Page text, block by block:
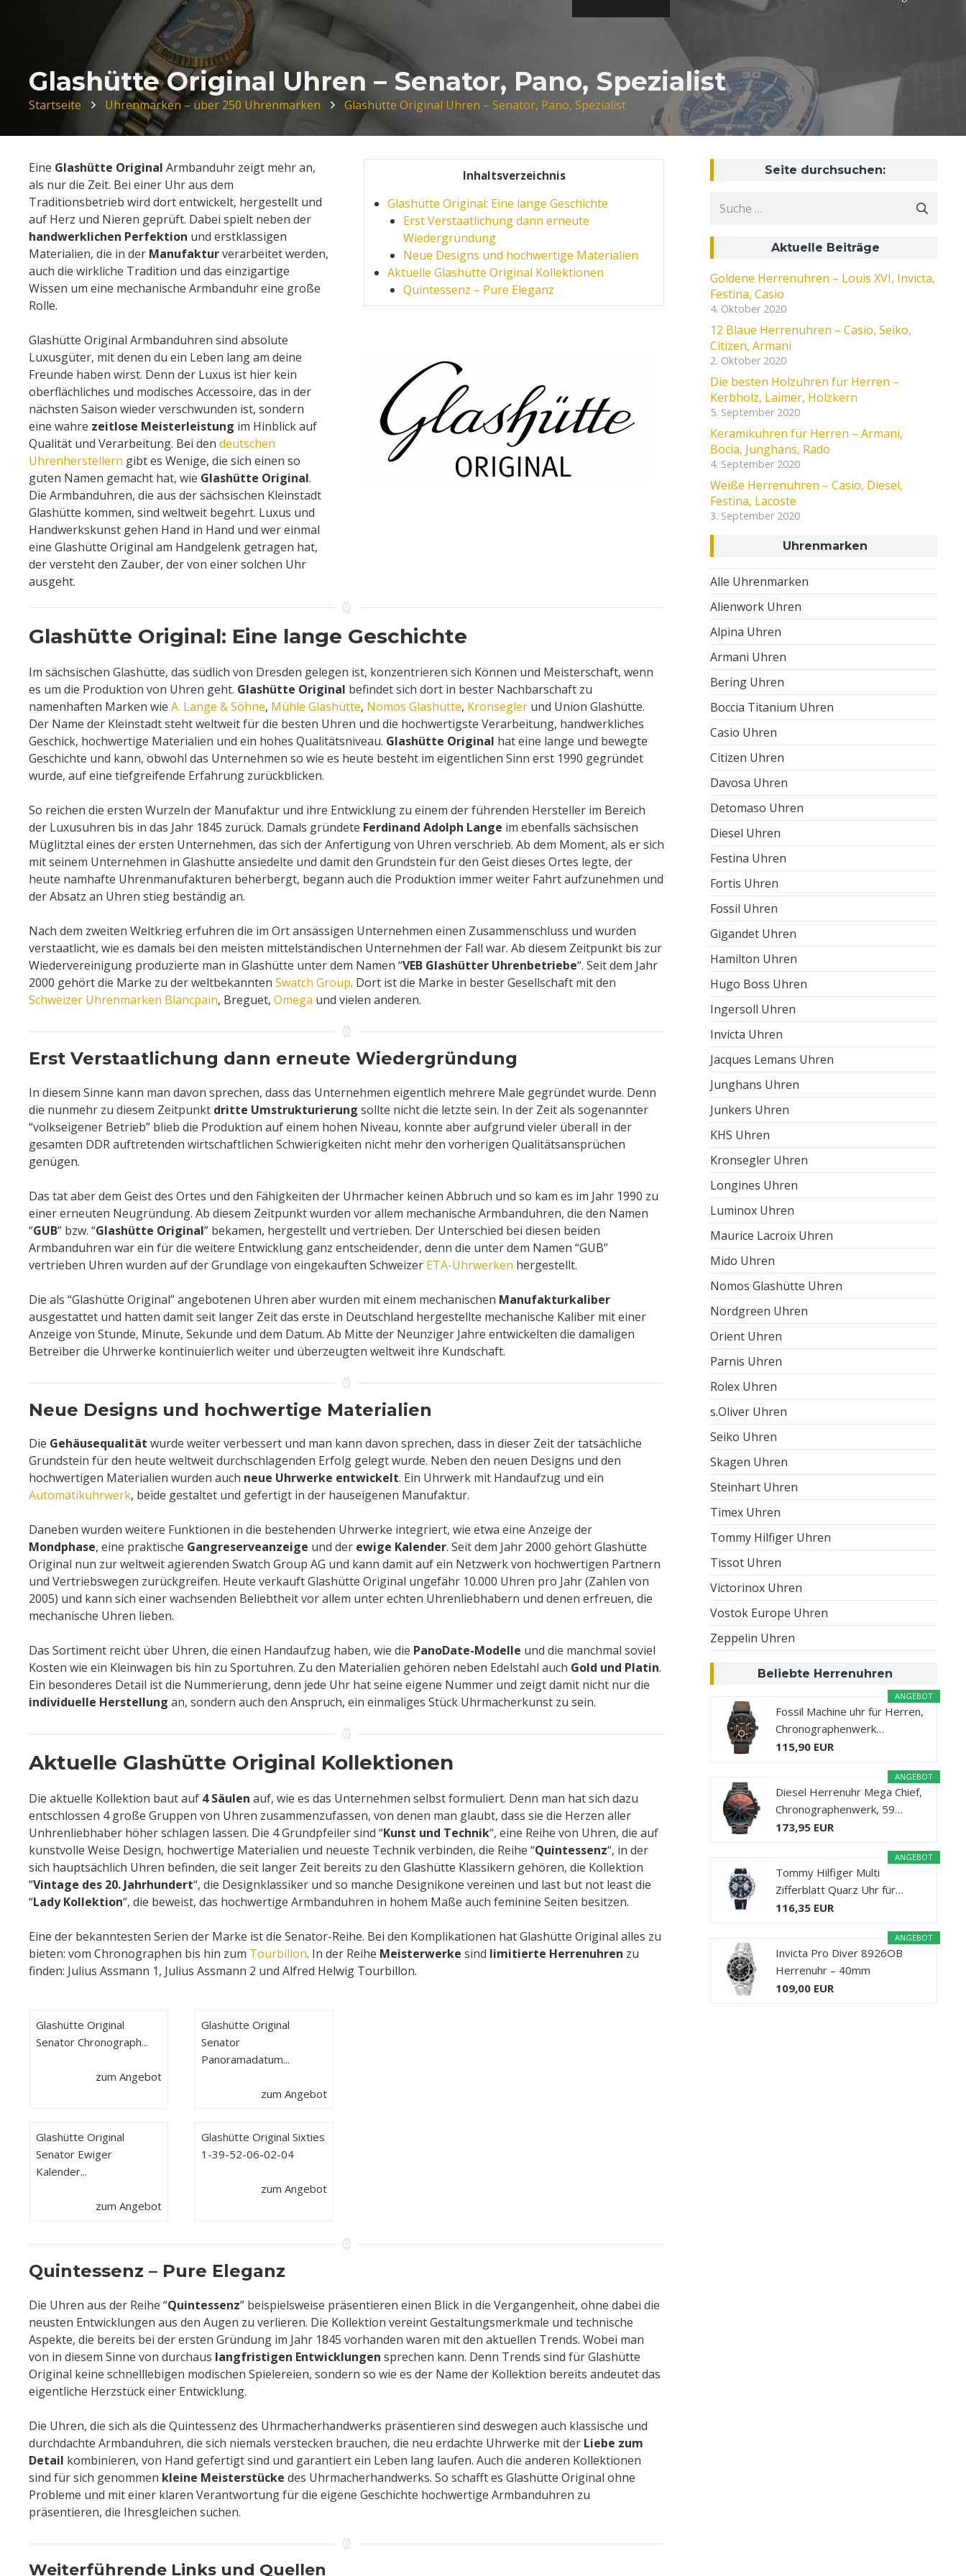
Glashütte Original Uhren – Senator, Pano, Spezialist
Startseite Uhrenmarken – über 250 Uhrenmarken Glashütte Original Uhren – Senator, Pano, Spezialist
Eine Glashütte Original Armbanduhr zeigt mehr an,
als nur die Zeit. Bei einer Uhr aus dem
Traditionsbetrieb wird dort entwickelt, hergestellt und
auf Herz und Nieren geprüft. Dabei spielt neben der
handwerklichen Perfektion und erstklassigen
Materialien, die in der Manufakturverarbeitet werden,
auch die wirkliche Tradition und das einzigartige
Wissen um eine mechanische Armbanduhr eine große
Rolle.
Glashütte Original Armbanduhren sind absolute
Luxusgüter, mit denen du ein Leben lang am deine
Freunde haben wirst. Denn der Luxus ist hier kein
oberflächliches und modisches Accessoire, das in der
nächsten Saison wieder verschwunden ist, sondern
eine wahre zeitlose Meisterleistung im Hinblick auf
Qualität und Verarbeitung. Bei den deutschen
Uhrenherstellern gibt es Wenige, die sich einen so
guten Namen gemacht hat, wie Glashütte Original.
Die Armbanduhren, die aus der sächsischen Kleinstadt
Glashütte kommen, sind weltweit begehrt. Luxus und
Handwerkskunst gehen Hand in Hand und wer einmal
eine Glashütte Original am Handgelenk getragen hat,
der versteht den Zauber, der von einer solchen Uhr
ausgeht.
Inhaltsverzeichnis
Glashütte Original: Eine lange Geschichte
Erst Verstaatlichung dann erneute
Wiedergründung
Neue Designs und hochwertige Materialien
Aktuelle Glashütte Original Kollektionen
Quintessenz – Pure Eleganz
Glashütte Original: Eine lange Geschichte
Im sächsischen Glashütte, das südlich von Dresden gelegen ist, konzentrieren sich Können und Meisterschaft, wenn
es um die Produktion von Uhren geht. Glashütte Original befindet sich dort in bester Nachbarschaft zu
namenhaften Marken wie A. Lange & Söhne, Mühle Glashütte, Nomos Glashütte, Kronsegler und Union Glashütte.
Der Name der Kleinstadt steht weltweit für die besten Uhren und die hochwertigste Verarbeitung, handwerkliches
Geschick, hochwertige Materialien und ein hohes Qualitätsniveau. Glashütte Original hat eine lange und bewegte
Geschichte und kann, obwohl das Unternehmen so wie es heute besteht im eigentlichen Sinn erst 1990 gegründet
wurde, auf eine tiefgreifende Erfahrung zurückblicken.
So reichen die ersten Wurzeln der Manufaktur und ihre Entwicklung zu einem der führenden Hersteller im Bereich
der Luxusuhren bis in das Jahr 1845 zurück. Damals gründete Ferdinand Adolph Lange im ebenfalls sächsischen
Müglitztal eines der ersten Unternehmen, das sich der Anfertigung von Uhren verschrieb. Ab dem Moment, als er sich
mit seinem Unternehmen in Glashütte ansiedelte und damit den Grundstein für den Geist dieses Ortes legte, der
heute namhafte Uhrenmanufakturen beherbergt, begann auch die Produktion immer weiter Fahrt aufzunehmen und
der Absatz an Uhren stieg beständig an.
Nach dem zweiten Weltkrieg erfuhren die im Ort ansässigen Unternehmen einen Zusammenschluss und wurden
verstaatlicht, wie es damals bei den meisten mittelständischen Unternehmen der Fall war. Ab diesem Zeitpunkt bis zur
Wiedervereinigung produzierte man in Glashütte unter dem Namen “VEB Glashütter Uhrenbetriebe“. Seit dem Jahr
2000 gehört die Marke zu der weltbekannten Swatch Group. Dort ist die Marke in bester Gesellschaft mit den
Schweizer Uhrenmarken Blancpain, Breguet, Omega und vielen anderen.
Erst Verstaatlichung dann erneute Wiedergründung
In diesem Sinne kann man davon sprechen, dass das Unternehmen eigentlich mehrere Male gegründet wurde. Denn
die nunmehr zu diesem Zeitpunkt dritte Umstrukturierung sollte nicht die letzte sein. In der Zeit als sogenannter
“volkseigener Betrieb” blieb die Produktion auf einem hohen Niveau, konnte aber aufgrund vieler überall in der
gesamten DDR auftretenden wirtschaftlichen Schwierigkeiten nicht mehr den vorherigen Qualitätsansprüchen
genügen.
Das tat aber dem Geist des Ortes und den Fähigkeiten der Uhrmacher keinen Abbruch und so kam es im Jahr 1990 zu
einer erneuten Neugründung. Ab diesem Zeitpunkt wurden vor allem mechanische Armbanduhren, die den Namen
“GUB” bzw. “Glashütte Original” bekamen, hergestellt und vertrieben. Der Unterschied bei diesen beiden
Armbanduhren war ein für die weitere Entwicklung ganz entscheidender, denn die unter dem Namen “GUB”
vertrieben Uhren wurden auf der Grundlage von eingekauften Schweizer ETA-Uhrwerken hergestellt.
Die als “Glashütte Original” angebotenen Uhren aber wurden mit einem mechanischen Manufakturkaliber
ausgestattet und hatten damit seit langer Zeit das erste in Deutschland hergestellte mechanische Kaliber mit einer
Anzeige von Stunde, Minute, Sekunde und dem Datum. Ab Mitte der Neunziger Jahre entwickelten die damaligen
Betreiber die Uhrwerke kontinuierlich weiter und überzeugten weltweit ihre Kundschaft.
Neue Designs und hochwertige Materialien
Die Gehäusequalität wurde weiter verbessert und man kann davon sprechen, dass in dieser Zeit der tatsächliche
Grundstein für den heute weltweit durchschlagenden Erfolg gelegt wurde. Neben den neuen Designs und den
hochwertigen Materialien wurden auch neue Uhrwerke entwickelt. Ein Uhrwerk mit Handaufzug und ein
Automatikuhrwerk, beide gestaltet und gefertigt in der hauseigenen Manufaktur.
Daneben wurden weitere Funktionen in die bestehenden Uhrwerke integriert, wie etwa eine Anzeige der
Mondphase, eine praktische Gangreserveanzeige und der ewige Kalender. Seit dem Jahr 2000 gehört Glashütte
Original nun zur weltweit agierenden Swatch Group AG und kann damit auf ein Netzwerk von hochwertigen Partnern
und Vertriebswegen zurückgreifen. Heute verkauft Glashütte Original ungefähr 10.000 Uhren pro Jahr (Zahlen von
2005) und kann sich einer wachsenden Beliebtheit vor allem unter echten Uhrenliebhabern und denen erfreuen, die
mechanische Uhren lieben.
Das Sortiment reicht über Uhren, die einen Handaufzug haben, wie die PanoDate-Modelle und die manchmal soviel
Kosten wie ein Kleinwagen bis hin zu Sportuhren. Zu den Materialien gehören neben Edelstahl auch Gold und Platin.
Ein besonderes Detail ist die Nummerierung, denn jede Uhr hat seine eigene Nummer und zeigt damit nicht nur die
individuelle Herstellung an, sondern auch den Anspruch, ein einmaliges Stück Uhrmacherkunst zu sein.
Aktuelle Glashütte Original Kollektionen
Die aktuelle Kollektion baut auf 4 Säulen auf, wie es das Unternehmen selbst formuliert. Denn man hat sich dazu
entschlossen 4 große Gruppen von Uhren zusammenzufassen, von denen man glaubt, dass sie die Herzen aller
Unhrenliebhaber höher schlagen lassen. Die 4 Grundpfeiler sind “Kunst und Technik“, eine Reihe von Uhren, die auf
kunstvolle Weise Design, hochwertige Materialien und neueste Technik verbinden, die Reihe “Quintessenz“, in der
sich hauptsächlich Uhren befinden, die seit langer Zeit bereits zu den Glashütte Klassikern gehören, die Kollektion
“Vintage des 20. Jahrhundert“, die Designklassiker und so manche Designikone vereinen und last but not least die
“Lady Kollektion“, die beweist, das hochwertige Armbanduhren in hohem Maße auch feminine Seiten besitzen.
Eine der bekanntesten Serien der Marke ist die Senator-Reihe. Bei den Komplikationen hat Glashütte Original alles zu
bieten: vom Chronographen bis hin zum Tourbillon. In der Reihe Meisterwerke sind limitierte Herrenuhren zu
finden: Julius Assmann 1, Julius Assmann 2 und Alfred Helwig Tourbillon.
Glashütte Original
Senator Chronograph...
zum Angebot
Glashütte Original
Senator
Panoramadatum...
zum Angebot
Glashütte Original
Senator Ewiger
Kalender...
zum Angebot
Glashütte Original Sixties
1-39-52-06-02-04
zum Angebot
Quintessenz – Pure Eleganz
Die Uhren aus der Reihe “Quintessenz” beispielsweise präsentieren einen Blick in die Vergangenheit, ohne dabei die
neusten Entwicklungen aus den Augen zu verlieren. Die Kollektion vereint Gestaltungsmerkmale und technische
Aspekte, die bereits bei der ersten Gründung im Jahr 1845 vorhanden waren mit den aktuellen Trends. Wobei man
von in diesem Sinne von durchaus langfristigen Entwicklungen sprechen kann. Denn Trends sind für Glashütte
Original keine schnelllebigen modischen Spielereien, sondern so wie es der Name der Kollektion bereits andeutet das
eigentliche Herzstück einer Entwicklung.
Die Uhren, die sich als die Quintessenz des Uhrmacherhandwerks präsentieren sind deswegen auch klassische und
durchdachte Armbanduhren, die sich niemals verstecken brauchen, die neu erdachte Uhrwerke mit der Liebe zum
Detail kombinieren, von Hand gefertigt sind und garantiert ein Leben lang laufen. Auch die anderen Kollektionen
sind für sich genommen kleine Meisterstücke des Uhrmacherhandwerks. So schafft es Glashütte Original ohne
Probleme und mit einer klaren Verantwortung für die eigene Geschichte hochwertige Armbanduhren zu
präsentieren, die Ihresgleichen suchen.
Weiterführende Links und Quellen
Seite durchsuchen:
Suche
nach:
Aktuelle Beiträge
Goldene Herrenuhren – Louis XVI, Invicta,
Festina, Casio
4. Oktober 2020
12 Blaue Herrenuhren – Casio, Seiko,
Citizen, Armani
2. Oktober 2020
Die besten Holzuhren für Herren –
Kerbholz, Laimer, Holzkern
5. September 2020
Keramikuhren für Herren – Armani,
Bocia, Junghans, Rado
4. September 2020
Weiße Herrenuhren – Casio, Diesel,
Festina, Lacoste
3. September 2020
Uhrenmarken
Alle Uhrenmarken
Alienwork Uhren
Alpina Uhren
Armani Uhren
Bering Uhren
Boccia Titanium Uhren
Casio Uhren
Citizen Uhren
Davosa Uhren
Detomaso Uhren
Diesel Uhren
Festina Uhren
Fortis Uhren
Fossil Uhren
Gigandet Uhren
Hamilton Uhren
Hugo Boss Uhren
Ingersoll Uhren
Invicta Uhren
Jacques Lemans Uhren
Junghans Uhren
Junkers Uhren
KHS Uhren
Kronsegler Uhren
Longines Uhren
Luminox Uhren
Maurice Lacroix Uhren
Mido Uhren
Nomos Glashütte Uhren
Nordgreen Uhren
Orient Uhren
Parnis Uhren
Rolex Uhren
s.Oliver Uhren
Seiko Uhren
Skagen Uhren
Steinhart Uhren
Timex Uhren
Tommy Hilfiger Uhren
Tissot Uhren
Victorinox Uhren
Vostok Europe Uhren
Zeppelin Uhren
Beliebte Herrenuhren
ANGEBOT
Fossil Machine uhr für Herren,
Chronographenwerk…
115,90 EUR
ANGEBOT
Diesel Herrenuhr Mega Chief,
Chronographenwerk, 59…
173,95 EUR
ANGEBOT
Tommy Hilfiger Multi
Zifferblatt Quarz Uhr für…
116,35 EUR
ANGEBOT
Invicta Pro Diver 8926OB
Herrenuhr – 40mm
109,00 EUR